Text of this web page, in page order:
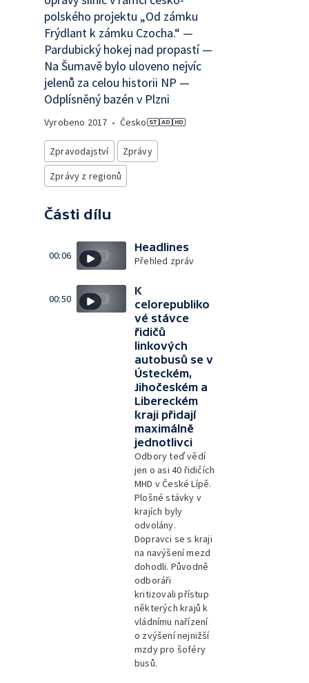
polského projektu „Od zámku
Frýdlant k zámku Czocha.“ —
Pardubický hokej nad propastí —
Na Šumavě bylo uloveno nejvíc
jelenů za celou historii NP —
Odplísněný bazén v Plzni
Vyrobeno 2017 • Česko
Zpravodajství
Zprávy
Zprávy z regionů
Části dílu
00:06
Headlines
Přehled zpráv
00:50
K
celorepubliko
vé stávce
řidičů
linkových
autobusů se v
Ústeckém,
Jihočeském a
Libereckém
kraji přidají
maximálně
jednotlivci
Odbory teď vědí
jen o asi 40 řidičích
MHD v České Lípě.
Plošné stávky v
krajích byly
odvolány.
Dopravci se s kraji
na navýšení mezd
dohodli. Původně
odboráři
kritizovali přístup
některých krajů k
vládnímu nařízení
o zvýšení nejnižší
mzdy pro šoféry
busů.